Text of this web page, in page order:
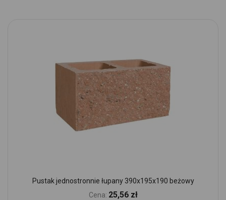
Pustak jednostronnie łupany 390x195x190 beżowy
Cena: 25,56 zł